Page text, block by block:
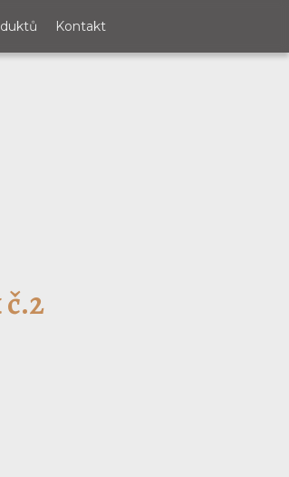
Kontakt